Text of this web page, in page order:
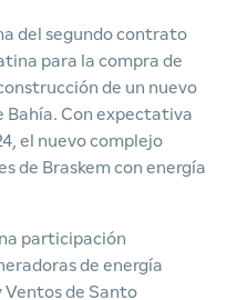
del segundo contrato
para la compra de
de un nuevo
Bahía. Con expectativa
el nuevo complejo
de Braskem con energía
participación
de energía
Ventos de Santo